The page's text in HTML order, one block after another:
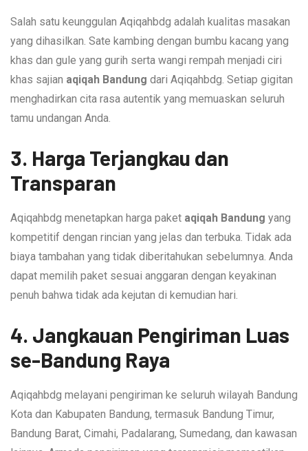
Salah satu keunggulan Aqiqahbdg adalah kualitas masakan
yang dihasilkan. Sate kambing dengan bumbu kacang yang
khas dan gule yang gurih serta wangi rempah menjadi ciri
khas sajian aqiqah Bandung dari Aqiqahbdg. Setiap gigitan
menghadirkan cita rasa autentik yang memuaskan seluruh
tamu undangan Anda.
3. Harga Terjangkau dan
Transparan
Aqiqahbdg menetapkan harga paket aqiqah Bandung yang
kompetitif dengan rincian yang jelas dan terbuka. Tidak ada
biaya tambahan yang tidak diberitahukan sebelumnya. Anda
dapat memilih paket sesuai anggaran dengan keyakinan
penuh bahwa tidak ada kejutan di kemudian hari.
4. Jangkauan Pengiriman Luas
se-Bandung Raya
Aqiqahbdg melayani pengiriman ke seluruh wilayah Bandung
Kota dan Kabupaten Bandung, termasuk Bandung Timur,
Bandung Barat, Cimahi, Padalarang, Sumedang, dan kawasan